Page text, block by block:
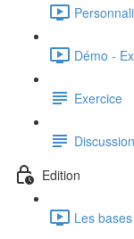
Démo -
Exercice
Discussion
Edition
Les